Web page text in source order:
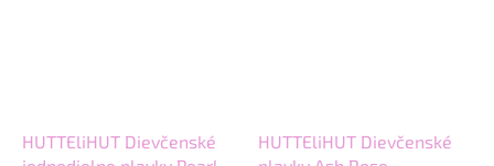
HUTTEliHUT Dievčenské
HUTTEliHUT Dievčenské